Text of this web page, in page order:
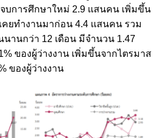
บการศึกษาใหม่ 2.9 แสนคน เพิ่มขึ้น
คยทำงานมาก่อน 4.4 แสนคน รวม
านกว่า 12 เดือน มีจำนวน 1.47
ของผู้ว่างงาน เพิ่มขึ้นจากไตรมาส
ของผู้ว่างงาน